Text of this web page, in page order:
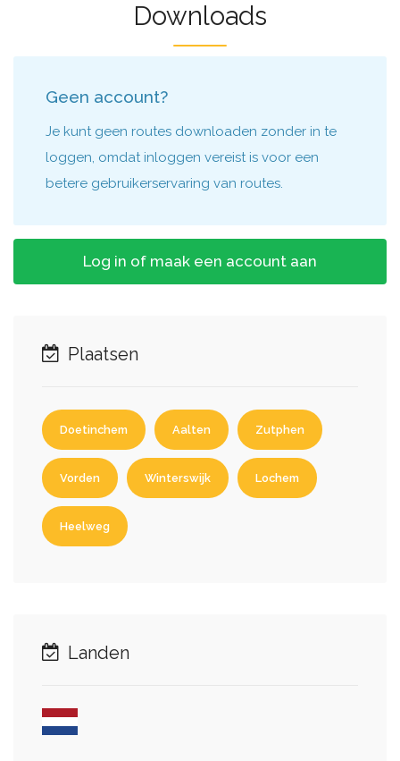
Downloads
Geen account?
Je kunt geen routes downloaden zonder in te
loggen, omdat inloggen vereist is voor een
betere gebruikerservaring van routes.
Log in of maak een account aan
Plaatsen
Doetinchem Aalten Zutphen
Vorden Winterswijk Lochem
Heelweg
Landen